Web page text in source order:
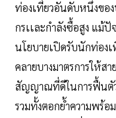
ท่องเที่ยวอันดับหนึ่งขอ
กรเเละกำลังซื้อสูง แม้
นโยบายเปิดรับนักท่อง
คลายบางมาตรการให้ส
สัญญาณที่ดีในการฟื้นตัว
รวมทั้งตอกย้ำความพร้อ